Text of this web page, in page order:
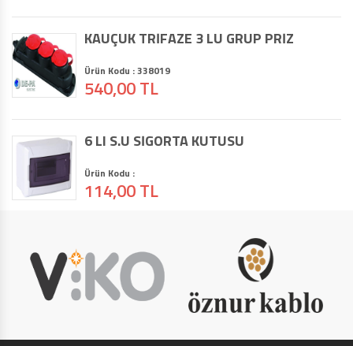
KAUÇUK TRİFAZE 3 LÜ GRUP PRİZ
Ürün Kodu : 338019
540,00 TL
6 LI S.Ü SİGORTA KUTUSU
Ürün Kodu :
114,00 TL